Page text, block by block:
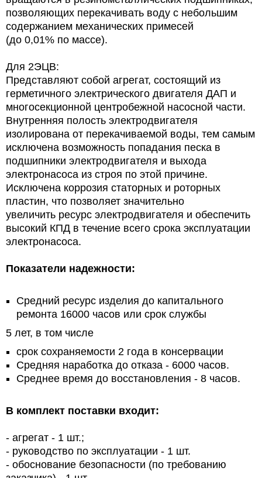
позволяющих перекачивать воду с небольшим
содержанием механических примесей
(до 0,01% по массе).
Для 2ЭЦВ:
Представляют собой агрегат, состоящий из
герметичного электрического двигателя ДАП и
многосекционной центробежной насосной части.
Внутренняя полость электродвигателя
изолирована от перекачиваемой воды, тем самым
исключена возможность попадания песка в
подшипники электродвигателя и выхода
электронасоса из строя по этой причине.
Исключена коррозия статорных и роторных
пластин, что позволяет значительно
увеличить ресурс электродвигателя и обеспечить
высокий КПД в течение всего срока эксплуатации
электронасоса.
Показатели надежности:
Средний ресурс изделия до капитального
ремонта 16000 часов или срок службы
5 лет, в том числе
срок сохраняемости 2 года в консервации
Средняя наработка до отказа - 6000 часов.
Среднее время до восстановления - 8 часов.
В комплект поставки входит:
- агрегат - 1 шт.;
- руководство по эксплуатации - 1 шт.
- обоснование безопасности (по требованию